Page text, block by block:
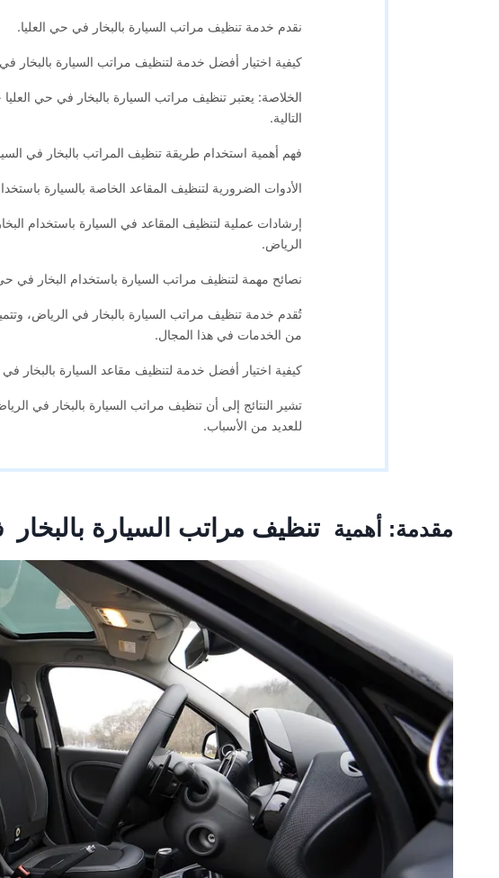
نقدم خدمة تنظيف مراتب السيارة بالبخار في حي العليا.
كيفية اختيار أفضل خدمة لتنظيف مراتب السيارة بالبخار
الخلاصة: يعتبر تنظيف مراتب السيارة بالبخار في حي العليا
التالية.
فهم أهمية استخدام طريقة تنظيف المراتب بالبخار في
الأدوات الضرورية لتنظيف المقاعد الخاصة بالسيارة
إرشادات عملية لتنظيف المقاعد في السيارة باستخدام
الرياض.
نصائح مهمة لتنظيف مراتب السيارة باستخدام البخار في حي
تُقدم خدمة تنظيف مراتب السيارة بالبخار في الرياض،
من الخدمات في هذا المجال.
كيفية اختيار أفضل خدمة لتنظيف مقاعد السيارة بالبخار في
تشير النتائج إلى أن تنظيف مراتب السيارة بالبخار في
للعديد من الأسباب.
مقدمة: أهمية تنظيف مراتب السيارة بالبخار